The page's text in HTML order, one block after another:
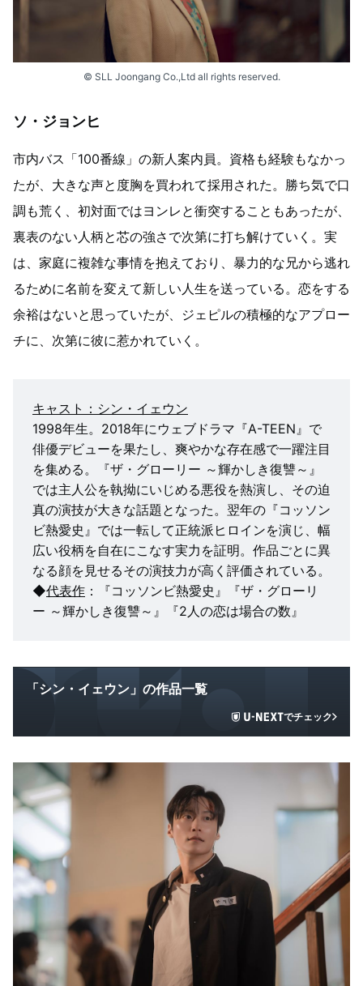
© SLL Joongang Co.,Ltd all rights reserved.
ソ・ジョンヒ
市内バス「100番線」の新人案内員。資格も経験もなかっ
たが、大きな声と度胸を買われて採用された。勝ち気で口
調も荒く、初対面ではヨンレと衝突することもあったが、
裏表のない人柄と芯の強さで次第に打ち解けていく。実
は、家庭に複雑な事情を抱えており、暴力的な兄から逃れ
るために名前を変えて新しい人生を送っている。恋をする
余裕はないと思っていたが、ジェピルの積極的なアプロー
チに、次第に彼に惹かれていく。
キャスト：シン・イェウン
1998年生。2018年にウェブドラマ『A-TEEN』で
俳優デビューを果たし、爽やかな存在感で一躍注目
を集める。『ザ・グローリー ～輝かしき復讐～』
では主人公を執拗にいじめる悪役を熱演し、その迫
真の演技が大きな話題となった。翌年の『コッソン
ビ熱愛史』では一転して正統派ヒロインを演じ、幅
広い役柄を自在にこなす実力を証明。作品ごとに異
なる顔を見せるその演技力が高く評価されている。
◆代表作 ：『コッソンビ熱愛史』『ザ・グローリ
ー ～輝かしき復讐～』『2人の恋は場合の数』
「シン・イェウン」の作品一覧
でチェック